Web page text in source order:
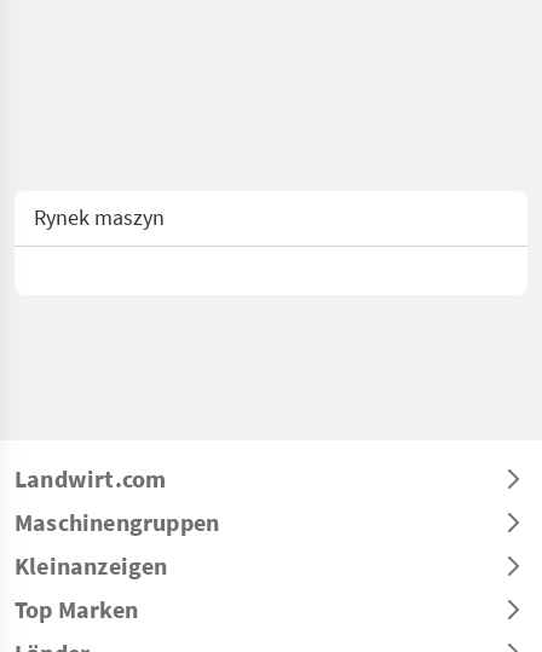
Rynek maszyn
Landwirt.com
Maschinengruppen
Kleinanzeigen
Top Marken